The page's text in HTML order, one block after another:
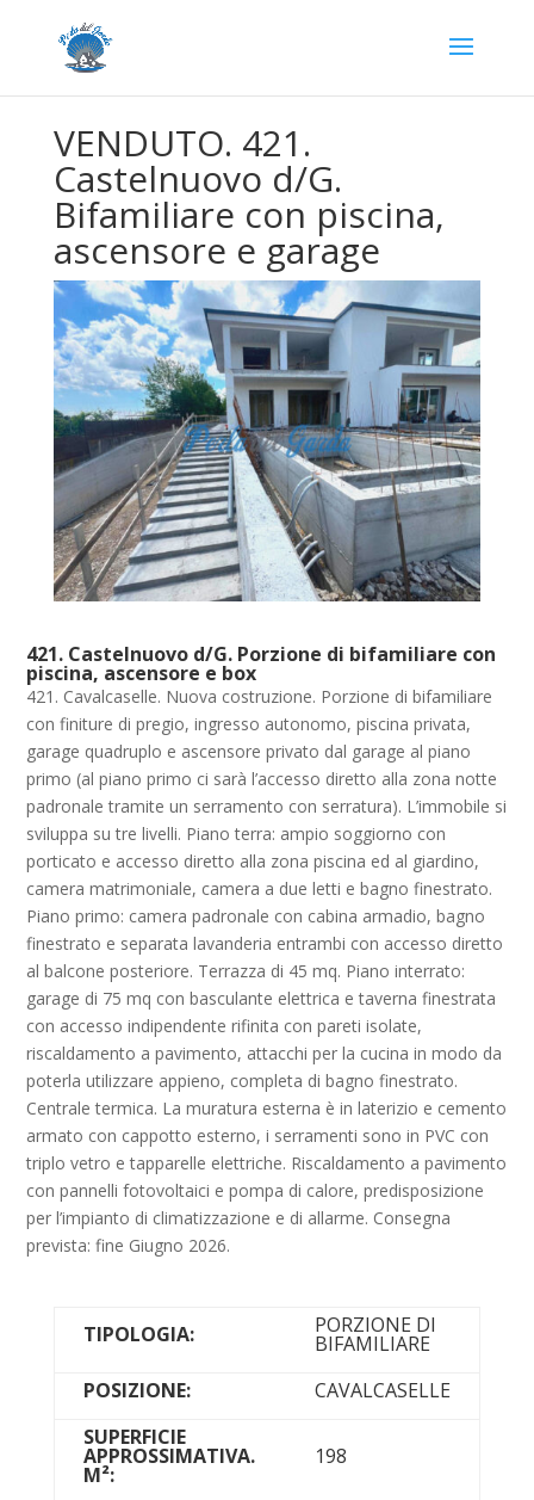
VENDUTO. 421.
Castelnuovo d/G.
Bifamiliare con piscina,
ascensore e garage
421. Castelnuovo d/G. Porzione di bifamiliare con
piscina, ascensore e box
421. Cavalcaselle. Nuova costruzione. Porzione di bifamiliare
con finiture di pregio, ingresso autonomo, piscina privata,
garage quadruplo e ascensore privato dal garage al piano
primo (al piano primo ci sarà l’accesso diretto alla zona notte
padronale tramite un serramento con serratura). L’immobile si
sviluppa su tre livelli. Piano terra: ampio soggiorno con
porticato e accesso diretto alla zona piscina ed al giardino,
camera matrimoniale, camera a due letti e bagno finestrato.
Piano primo: camera padronale con cabina armadio, bagno
finestrato e separata lavanderia entrambi con accesso diretto
al balcone posteriore. Terrazza di 45 mq. Piano interrato:
garage di 75 mq con basculante elettrica e taverna finestrata
con accesso indipendente rifinita con pareti isolate,
riscaldamento a pavimento, attacchi per la cucina in modo da
poterla utilizzare appieno, completa di bagno finestrato.
Centrale termica. La muratura esterna è in laterizio e cemento
armato con cappotto esterno, i serramenti sono in PVC con
triplo vetro e tapparelle elettriche. Riscaldamento a pavimento
con pannelli fotovoltaici e pompa di calore, predisposizione
per l’impianto di climatizzazione e di allarme. Consegna
prevista: fine Giugno 2026.
TIPOLOGIA: PORZIONE DI
BIFAMILIARE
POSIZIONE:
CAVALCASELLE
SUPERFICIE
APPROSSIMATIVA.
M²:
198